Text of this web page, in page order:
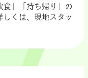
食」「持ち帰り」の
しくは、現地スタッ